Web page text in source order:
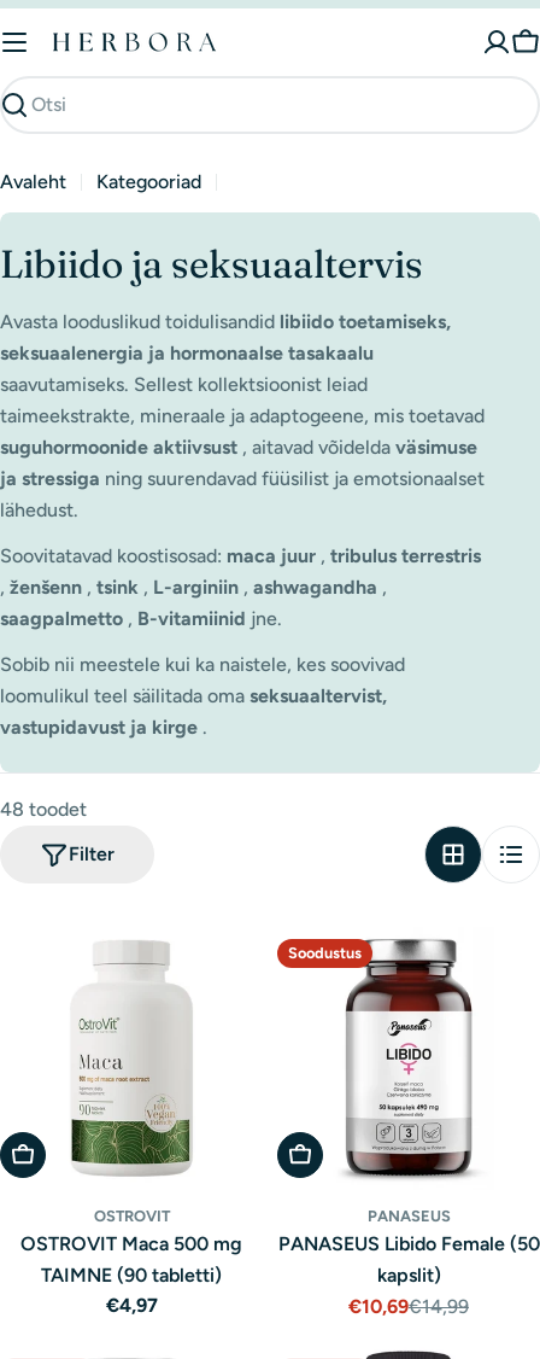
Mine
sisu
juurde
Otsi
Avaleht Kategooriad
K
o
l
l
e
k
t
s
i
o
o
n
:
Libiido ja seksuaaltervis
Avasta looduslikud toidulisandid libiido toetamiseks,
seksuaalenergia ja hormonaalse tasakaalu
saavutamiseks. Sellest kollektsioonist leiad
taimeekstrakte, mineraale ja adaptogeene, mis toetavad
suguhormoonide aktiivsust , aitavad võidelda väsimuse
ja stressiga ning suurendavad füüsilist ja emotsionaalset
lähedust.
Soovitatavad koostisosad: maca juur , tribulus terrestris
, ženšenn , tsink , L-arginiin , ashwagandha ,
saagpalmetto , B-vitamiinid jne.
Sobib nii meestele kui ka naistele, kes soovivad
loomulikul teel säilitada oma seksuaaltervist,
vastupidavust ja kirge .
48 toodet
Filter
Lisa Ostukorvi
OSTROVIT
OSTROVIT Maca 500 mg
TAIMNE (90 tabletti)
Tavaline
€4,97
Soodustus
Lisa Ostukorvi
PANASEUS
PANASEUS Libido Female (50
kapslit)
Müügihind
€10,69Tavaline
€14,99